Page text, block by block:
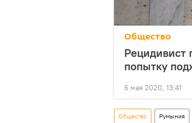
Общество
Рецидивист
попытку
6 мая 2020, 13:41
Общество Румыния